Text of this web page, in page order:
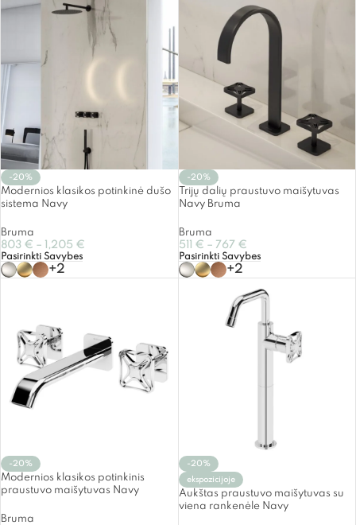
-20%
Modernios klasikos potinkinė dušo
sistema Navy
Bruma
803 € – 1,205 €
Pasirinkti Savybes
+2
-20%
Trijų dalių praustuvo maišytuvas
Navy Bruma
Bruma
511
€ – 767 €
Pasirinkti Savybes
+2
-20%
Modernios klasikos potinkinis
praustuvo maišytuvas Navy
Bruma
-20%
ekspozicijoje
Aukštas praustuvo maišytuvas su
viena rankenėle Navy